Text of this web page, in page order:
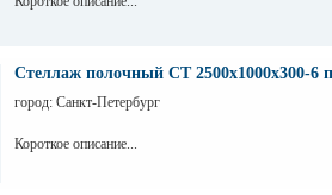
Стеллаж полочный СТ 2500х1000х300-6
город: Санкт-Петербург
Короткое описание...